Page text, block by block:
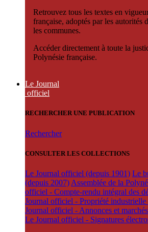
Retrouvez tous les textes en
française, adoptés par les autorités
les communes.
Accéder directement à toute la
Polynésie française.
Le Journal
officiel
RECHERCHER UNE PUBLICATION
Rechercher
CONSULTER LES COLLECTIONS
Le Journal officiel (depuis 1901) Le
(depuis 2007) Assemblée de la
officiel - Compte-rendu intégral des
Journal officiel - Propriété industrielle
Journal officiel - Annonces et
Le Journal officiel - Signatures